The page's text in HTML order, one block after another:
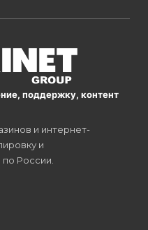
поддержку, контент
и интернет-
и
России.